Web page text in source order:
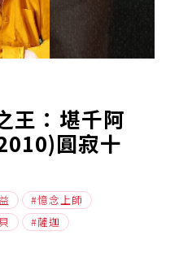
王：堪千阿
圓寂十
憶念上師
薩迦